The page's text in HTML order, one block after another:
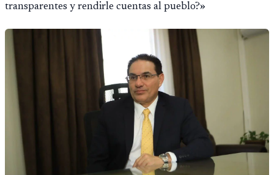
transparentes y rendirle cuentas al pueblo?»